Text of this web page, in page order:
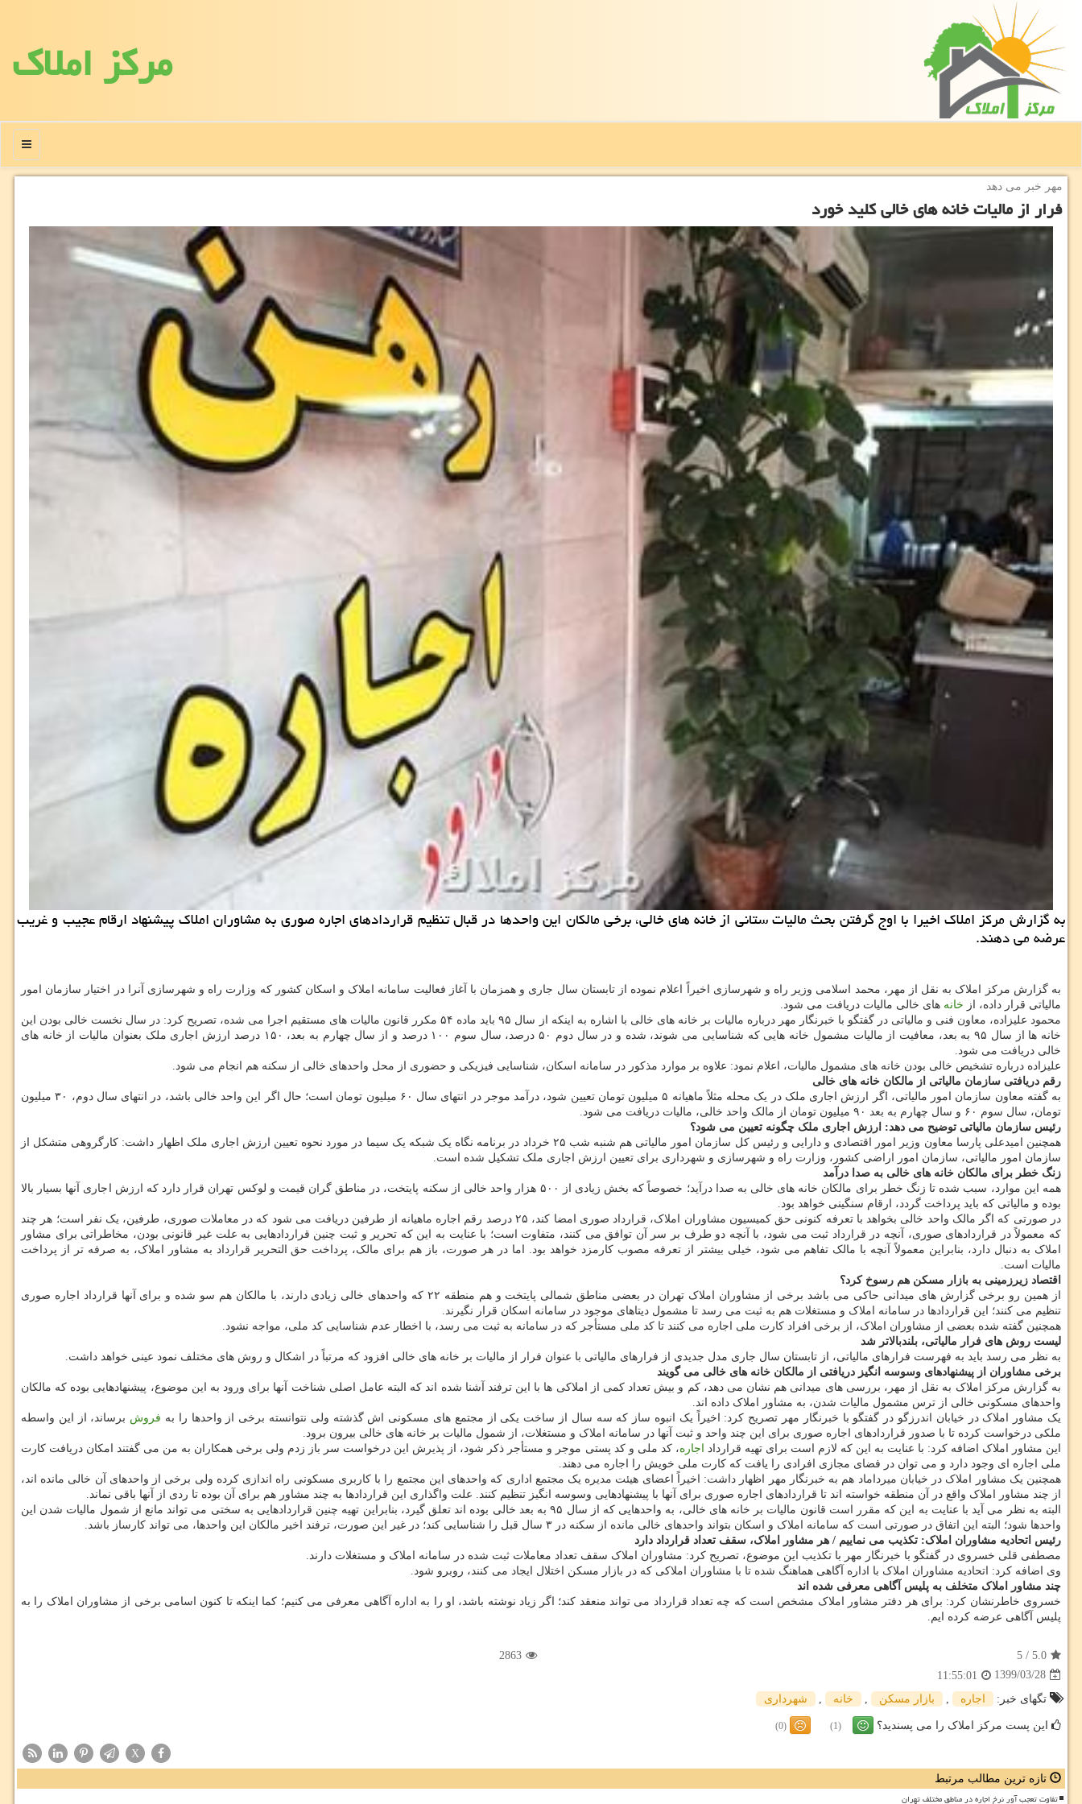
مركز املاك
منو
مهر خبر می دهد
فرار از مالیات خانه های خالی كلید خورد
به گزارش مركز املاك اخیرا با اوج گرفتن بحث مالیات ستانی از خانه های خالی، برخی مالكان این واحدها در قبال تنظیم قراردادهای اجاره صوری به مشاوران املاك پیشنهاد ارقام عجیب و غریب
عرضه می دهند.
به گزارش مرکز املاک به نقل از مهر، محمد اسلامی وزیر راه و شهرسازی اخیراً اعلام نموده از تابستان سال جاری و همزمان با آغاز فعالیت سامانه املاک و اسکان کشور که وزارت راه و شهرسازی آنرا در اختیار سازمان امور
مالیاتی قرار داده، از خانه های خالی مالیات دریافت می شود.
محمود علیزاده، معاون فنی و مالیاتی در گفتگو با خبرنگار مهر درباره مالیات بر خانه های خالی با اشاره به اینکه از سال ۹۵ باید ماده ۵۴ مکرر قانون مالیات های مستقیم اجرا می شده، تصریح کرد: در سال نخست خالی بودن این
خانه ها از سال ۹۵ به بعد، معافیت از مالیات مشمول خانه هایی که شناسایی می شوند، شده و در سال دوم ۵۰ درصد، سال سوم ۱۰۰ درصد و از سال چهارم به بعد، ۱۵۰ درصد ارزش اجاری ملک بعنوان مالیات از خانه های
خالی دریافت می شود.
علیزاده درباره تشخیص خالی بودن خانه های مشمول مالیات، اعلام نمود: علاوه بر موارد مذکور در سامانه اسکان، شناسایی فیزیکی و حضوری از محل واحدهای خالی از سکنه هم انجام می شود.
رقم دریافتی سازمان مالیاتی از مالکان خانه های خالی
به گفته معاون سازمان امور مالیاتی، اگر ارزش اجاری ملک در یک محله مثلاً ماهیانه ۵ میلیون تومان تعیین شود، درآمد موجر در انتهای سال ۶۰ میلیون تومان است؛ حال اگر این واحد خالی باشد، در انتهای سال دوم، ۳۰ میلیون
تومان، سال سوم ۶۰ و سال چهارم به بعد ۹۰ میلیون تومان از مالک واحد خالی، مالیات دریافت می شود.
رئیس سازمان مالیاتی توضیح می دهد: ارزش اجاری ملک چگونه تعیین می شود؟
همچنین امیدعلی پارسا معاون وزیر امور اقتصادی و دارایی و رئیس کل سازمان امور مالیاتی هم شنبه شب ۲۵ خرداد در برنامه نگاه یک شبکه یک سیما در مورد نحوه تعیین ارزش اجاری ملک اظهار داشت: کارگروهی متشکل از
سازمان امور مالیاتی، سازمان امور اراضی کشور، وزارت راه و شهرسازی و شهرداری برای تعیین ارزش اجاری ملک تشکیل شده است.
زنگ خطر برای مالکان خانه های خالی به صدا درآمد
همه این موارد، سبب شده تا زنگ خطر برای مالکان خانه های خالی به صدا درآید؛ خصوصاً که بخش زیادی از ۵۰۰ هزار واحد خالی از سکنه پایتخت، در مناطق گران قیمت و لوکس تهران قرار دارد که ارزش اجاری آنها بسیار بالا
بوده و مالیاتی که باید پرداخت گردد، ارقام سنگینی خواهد بود.
در صورتی که اگر مالک واحد خالی بخواهد با تعرفه کنونی حق کمیسیون مشاوران املاک، قرارداد صوری امضا کند، ۲۵ درصد رقم اجاره ماهیانه از طرفین دریافت می شود که در معاملات صوری، طرفین، یک نفر است؛ هر چند
که معمولاً در قراردادهای صوری، آنچه در قرارداد ثبت می شود، با آنچه دو طرف بر سر آن توافق می کنند، متفاوت است؛ با عنایت به این که تحریر و ثبت چنین قراردادهایی به علت غیر قانونی بودن، مخاطراتی برای مشاور
املاک به دنبال دارد، بنابراین معمولاً آنچه با مالک تفاهم می شود، خیلی بیشتر از تعرفه مصوب کارمزد خواهد بود. اما در هر صورت، باز هم برای مالک، پرداخت حق التحریر قرارداد به مشاور املاک، به صرفه تر از پرداخت
مالیات است.
اقتصاد زیرزمینی به بازار مسکن هم رسوخ کرد؟
از همین رو برخی گزارش های میدانی حاکی می باشد برخی از مشاوران املاک تهران در بعضی مناطق شمالی پایتخت و هم منطقه ۲۲ که واحدهای خالی زیادی دارند، با مالکان هم سو شده و برای آنها قرارداد اجاره صوری
تنظیم می کنند؛ این قراردادها در سامانه املاک و مستغلات هم به ثبت می رسد تا مشمول دیتاهای موجود در سامانه اسکان قرار نگیرند.
همچنین گفته شده بعضی از مشاوران املاک، از برخی افراد کارت ملی اجاره می کنند تا کد ملی مستأجر که در سامانه به ثبت می رسد، با اخطار عدم شناسایی کد ملی، مواجه نشود.
لیست روش های فرار مالیاتی، بلندبالاتر شد
به نظر می رسد باید به فهرست فرارهای مالیاتی، از تابستان سال جاری مدل جدیدی از فرارهای مالیاتی با عنوان فرار از مالیات بر خانه های خالی افزود که مرتباً در اشکال و روش های مختلف نمود عینی خواهد داشت.
برخی مشاوران از پیشنهادهای وسوسه انگیز دریافتی از مالکان خانه های خالی می گویند
به گزارش مرکز املاک به نقل از مهر، بررسی های میدانی هم نشان می دهد، کم و بیش تعداد کمی از املاکی ها با این ترفند آشنا شده اند که البته عامل اصلی شناخت آنها برای ورود به این موضوع، پیشنهادهایی بوده که مالکان
واحدهای مسکونی خالی از ترس مشمول مالیات شدن، به مشاور املاک داده اند.
یک مشاور املاک در خیابان اندرزگو در گفتگو با خبرنگار مهر تصریح کرد: اخیراً یک انبوه ساز که سه سال از ساخت یکی از مجتمع های مسکونی اش گذشته ولی نتوانسته برخی از واحدها را به فروش برساند، از این واسطه
ملکی درخواست کرده تا با صدور قراردادهای اجاره صوری برای این چند واحد و ثبت آنها در سامانه املاک و مستغلات، از شمول مالیات بر خانه های خالی بیرون برود.
این مشاور املاک اضافه کرد: با عنایت به این که لازم است برای تهیه قرارداد اجاره، کد ملی و کد پستی موجر و مستأجر ذکر شود، از پذیرش این درخواست سر باز زدم ولی برخی همکاران به من می گفتند امکان دریافت کارت
ملی اجاره ای وجود دارد و می توان در فضای مجازی افرادی را یافت که کارت ملی خویش را اجاره می دهند.
همچنین یک مشاور املاک در خیابان میرداماد هم به خبرنگار مهر اظهار داشت: اخیراً اعضای هیئت مدیره یک مجتمع اداری که واحدهای این مجتمع را با کاربری مسکونی راه اندازی کرده ولی برخی از واحدهای آن خالی مانده اند،
از چند مشاور املاک واقع در آن منطقه خواسته اند تا قراردادهای اجاره صوری برای آنها با پیشنهادهایی وسوسه انگیز تنظیم کنند. علت واگذاری این قراردادها به چند مشاور هم برای آن بوده تا ردی از آنها باقی نماند.
البته به نظر می آید با عنایت به این که مقرر است قانون مالیات بر خانه های خالی، به واحدهایی که از سال ۹۵ به بعد خالی بوده اند تعلق گیرد، بنابراین تهیه چنین قراردادهایی به سختی می تواند مانع از شمول مالیات شدن این
واحدها شود؛ البته این اتفاق در صورتی است که سامانه املاک و اسکان بتواند واحدهای خالی مانده از سکنه در ۳ سال قبل را شناسایی کند؛ در غیر این صورت، ترفند اخیر مالکان این واحدها، می تواند کارساز باشد.
رئیس اتحادیه مشاوران املاک: تکذیب می نماییم / ‬هر مشاور املاک، سقف تعداد قرارداد دارد
مصطفی قلی خسروی در گفتگو با خبرنگار مهر با تکذیب این موضوع، تصریح کرد: مشاوران املاک سقف تعداد معاملات ثبت شده در سامانه املاک و مستغلات دارند.
وی اضافه کرد: اتحادیه مشاوران املاک با اداره آگاهی هماهنگ شده تا با مشاوران املاکی که در بازار مسکن اختلال ایجاد می کنند، روبرو شود.
چند مشاور املاک متخلف به پلیس آگاهی معرفی شده اند
خسروی خاطرنشان کرد: برای هر دفتر مشاور املاک مشخص است که چه تعداد قرارداد می تواند منعقد کند؛ اگر زیاد نوشته باشد، او را به اداره آگاهی معرفی می کنیم؛ کما اینکه تا کنون اسامی برخی از مشاوران املاک را به
پلیس آگاهی عرضه کرده ایم.
5.0
/
5
2863
1399/03/28
11:55:01
تگهای خبر:
اجاره , بازار مسكن , خانه , شهرداری
این پست مرکز املاک را می پسندید؟ (1)
(0)
X
تازه ترین مطالب مرتبط
تفاوت تعجب آور نرخ اجاره در مناطق مختلف تهران